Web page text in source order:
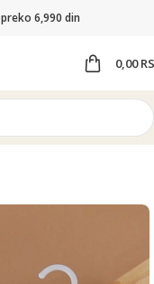
preko 6,990 din
0,00